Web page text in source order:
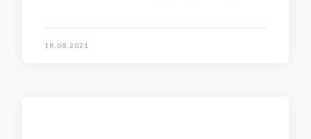
16.08.2021